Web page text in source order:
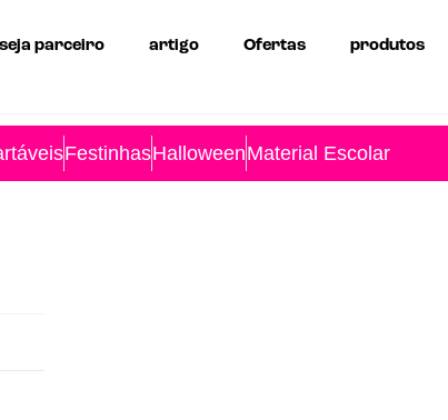
seja parceiro artigo Ofertas produtos
FestinhasHalloweenMaterial Escolar